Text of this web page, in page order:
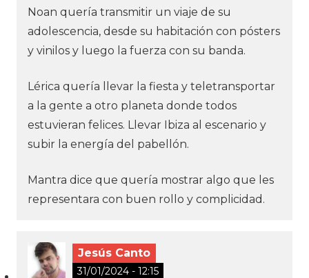
Noan quería transmitir un viaje de su
adolescencia, desde su habitación con pósters
y vinilos y luego la fuerza con su banda.
Lérica quería llevar la fiesta y teletransportar
a la gente a otro planeta donde todos
estuvieran felices. Llevar Ibiza al escenario y
subir la energía del pabellón.
Mantra dice que quería mostrar algo que les
representara con buen rollo y complicidad.
Jesús Canto
31/01/2024 - 12:15